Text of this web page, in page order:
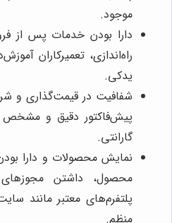
موجود.
دارا بودن خدمات پس از
راه‌اندازی، تعمیرکاران
یدکی.
شفافیت در قیمت‌گذاری و
پیش‌فاکتور دقیق و
گارانتی.
نمایش محصولات و دارا بودن
محصول، داشتن
پلتفرم‌های معتبر مانند
منظم.